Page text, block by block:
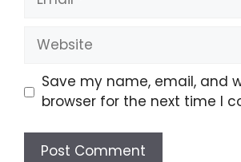
Website
Save my name, email, and
browser for the next time I